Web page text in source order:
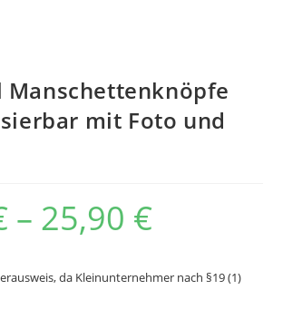
Manschettenknöpfe
mit Foto und
– 25,90 €
da Kleinunternehmer nach §19 (1)